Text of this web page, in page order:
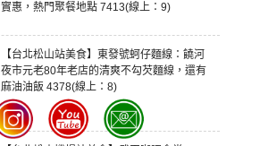
實惠，熱門聚餐地點 7413(線上：9)
【台北松山站美食】東發號蚵仔麵線：饒河
夜市元老80年老店的清爽不勾芡麵線，還有
麻油油飯 4378(線上：8)